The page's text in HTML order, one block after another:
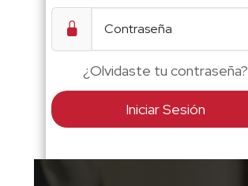
¿Olvidaste tu contraseña?
Iniciar Sesión